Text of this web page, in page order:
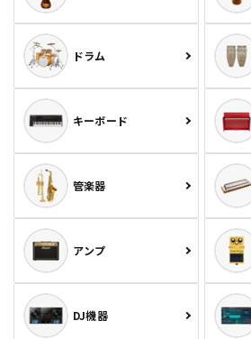
ドラム
キーボード
管楽器
アンプ
DJ機器